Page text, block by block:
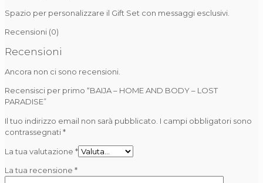
Spazio per personalizzare il Gift Set con messaggi esclusivi.
Recensioni (0)
Recensioni
Ancora non ci sono recensioni.
Recensisci per primo “BAIJA – HOME AND BODY – LOST
PARADISE”
Il tuo indirizzo email non sarà pubblicato. I campi obbligatori sono
contrassegnati*
La tua valutazione *
La tua recensione *